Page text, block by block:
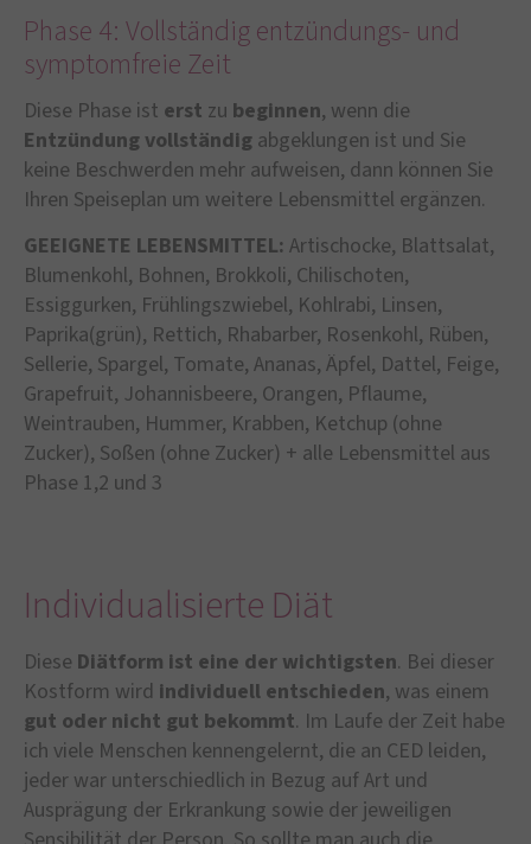
Phase 4: Vollständig entzündungs- und
symptomfreie Zeit
Diese Phase ist erst zu beginnen, wenn die
Entzündung vollständig abgeklungen ist und Sie
keine Beschwerden mehr aufweisen, dann können Sie
Ihren Speiseplan um weitere Lebensmittel ergänzen.
GEEIGNETE LEBENSMITTEL: Artischocke, Blattsalat,
Blumenkohl, Bohnen, Brokkoli, Chilischoten,
Essiggurken, Frühlingszwiebel, Kohlrabi, Linsen,
Paprika(grün), Rettich, Rhabarber, Rosenkohl, Rüben,
Sellerie, Spargel, Tomate, Ananas, Äpfel, Dattel, Feige,
Grapefruit, Johannisbeere, Orangen, Pflaume,
Weintrauben, Hummer, Krabben, Ketchup (ohne
Zucker), Soßen (ohne Zucker) + alle Lebensmittel aus
Phase 1,2 und 3
Individualisierte Diät
Diese Diätform ist eine der wichtigsten. Bei dieser
Kostform wird individuell entschieden, was einem
gut oder nicht gut bekommt. Im Laufe der Zeit habe
ich viele Menschen kennengelernt, die an CED leiden,
jeder war unterschiedlich in Bezug auf Art und
Ausprägung der Erkrankung sowie der jeweiligen